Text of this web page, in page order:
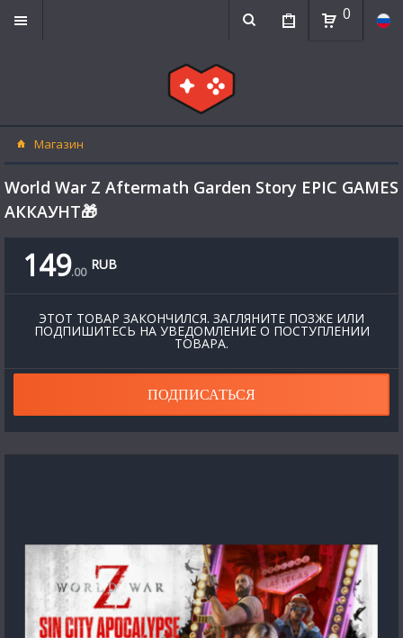
0
Магазин
World War Z Aftermath Garden Story EPIC GAMES
АККАУНТ🎁
149.00 RUB
ЭТОТ ТОВАР ЗАКОНЧИЛСЯ. ЗАГЛЯНИТЕ ПОЗЖЕ ИЛИ
ПОДПИШИТЕСЬ НА УВЕДОМЛЕНИЕ О ПОСТУПЛЕНИИ
ТОВАРА.
ПОДПИСАТЬСЯ